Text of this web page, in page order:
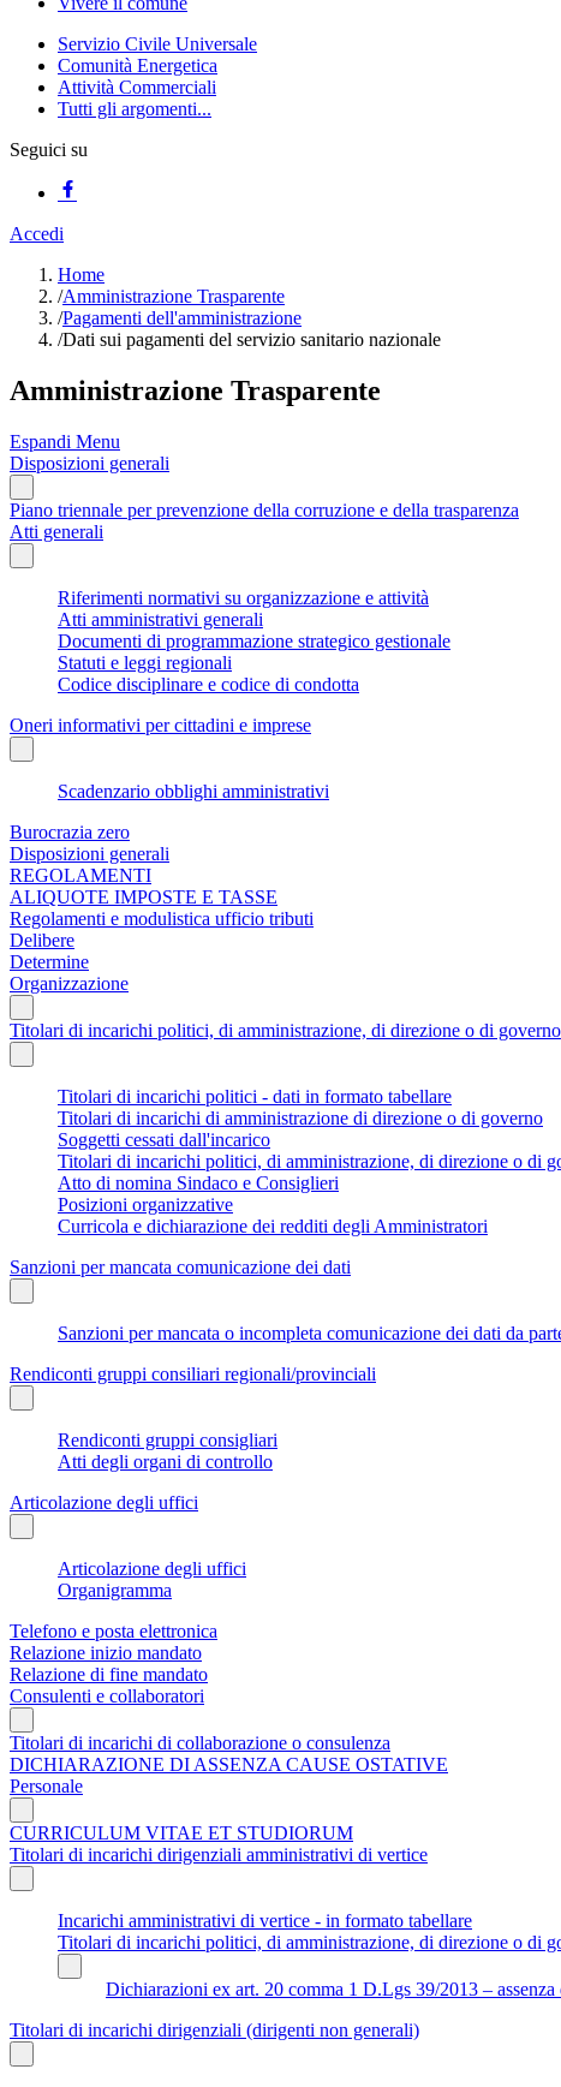
Servizio Civile Universale
Comunità Energetica
Attività Commerciali
Tutti gli argomenti...
Seguici su
Accedi
Home
/Amministrazione Trasparente
/Pagamenti dell'amministrazione
/Dati sui pagamenti del servizio sanitario nazionale
Amministrazione Trasparente
Espandi Menu
Disposizioni generali
Piano triennale per prevenzione della corruzione e della trasparenza
Atti generali
Riferimenti normativi su organizzazione e attività
Atti amministrativi generali
Documenti di programmazione strategico gestionale
Statuti e leggi regionali
Codice disciplinare e codice di condotta
Oneri informativi per cittadini e imprese
Scadenzario obblighi amministrativi
Burocrazia zero
Disposizioni generali
REGOLAMENTI
ALIQUOTE IMPOSTE E TASSE
Regolamenti e modulistica ufficio tributi
Delibere
Determine
Organizzazione
Titolari di incarichi politici, di amministrazione, di direzione o di governo
Titolari di incarichi politici - dati in formato tabellare
Titolari di incarichi di amministrazione di direzione o di governo
Soggetti cessati dall'incarico
Titolari di incarichi politici, di amministrazione, di direzione o di
Atto di nomina Sindaco e Consiglieri
Posizioni organizzative
Curricola e dichiarazione dei redditi degli Amministratori
Sanzioni per mancata comunicazione dei dati
Sanzioni per mancata o incompleta comunicazione dei dati da
Rendiconti gruppi consiliari regionali/provinciali
Rendiconti gruppi consigliari
Atti degli organi di controllo
Articolazione degli uffici
Articolazione degli uffici
Organigramma
Telefono e posta elettronica
Relazione inizio mandato
Relazione di fine mandato
Consulenti e collaboratori
Titolari di incarichi di collaborazione o consulenza
DICHIARAZIONE DI ASSENZA CAUSE OSTATIVE
Personale
CURRICULUM VITAE ET STUDIORUM
Titolari di incarichi dirigenziali amministrativi di vertice
Incarichi amministrativi di vertice - in formato tabellare
Titolari di incarichi politici, di amministrazione, di direzione o di
Dichiarazioni ex art. 20 comma 1 D.Lgs 39/2013 –
Titolari di incarichi dirigenziali (dirigenti non generali)